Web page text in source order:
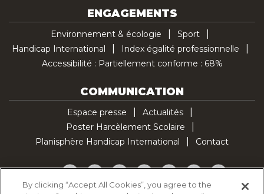
ENGAGEMENTS
Environnement & écologie
Sport
Handicap International
Index égalité professionnelle
Accessibilité : Partiellement conforme : 68%
COMMUNICATION
Espace presse
Actualités
Poster Harcèlement Scolaire
Planisphère Handicap International
Contact
Facebook
TwitterYouTubePinterestInstagramLinkedInTikTok
By clicking “Accept All Cookies”, you agree to the